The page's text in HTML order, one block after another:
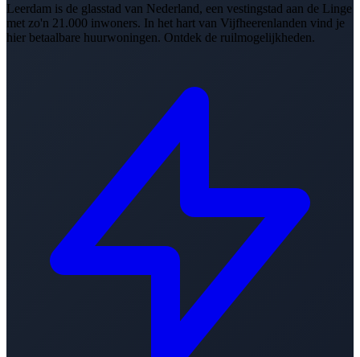
Leerdam is de glasstad van Nederland, een vestingstad aan de Linge
met zo'n 21.000 inwoners. In het hart van Vijfheerenlanden vind je
hier betaalbare huurwoningen. Ontdek de ruilmogelijkheden.